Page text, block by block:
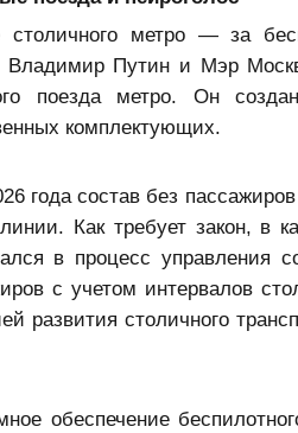
столичного метро — за
Путин и Мэр
поезда
метро. Он
комплектующих.
года состав без
Как требует закон, в
в процесс управления
с учетом интервалов
развития столичного
обеспечение